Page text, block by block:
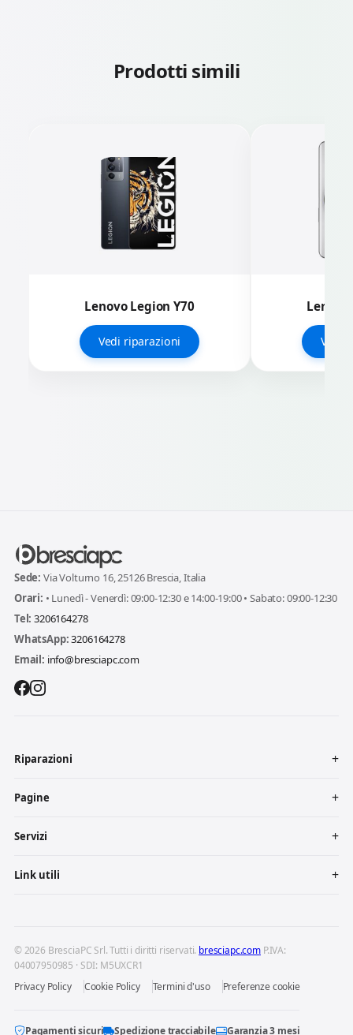
Prodotti simili
Lenovo Legion Y70
Vedi riparazioni
Lenovo
Vedi
Sede: Via Volturno 16, 25126 Brescia, Italia
Orari: • Lunedì - Venerdì: 09:00-12:30 e 14:00-19:00 • Sabato: 09:00-12:30
Tel: 3206164278
WhatsApp:3206164278
Email: info@bresciapc.com
Riparazioni
Pagine
Servizi
Link utili
© 2026 BresciaPC Srl. Tutti i diritti riservati. bresciapc.com P.IVA:
04007950985 · SDI: M5UXCR1
Privacy Policy
Cookie Policy Termini d'uso Preferenze cookie
Pagamenti sicuri Spedizione tracciabile Garanzia 3 mesi